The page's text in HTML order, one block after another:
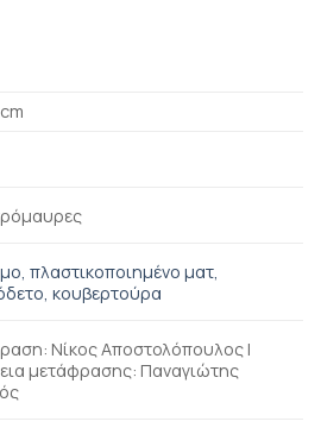
πλαστικοποιημένο ματ,
κουβερτούρα
Νίκος Αποστολόπουλος |
μετάφρασης: Παναγιώτης